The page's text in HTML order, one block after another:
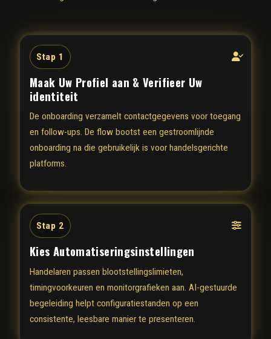
Stap 1
Maak Uw Profiel aan & Verifieer Uw
identiteit
De onboarding verzamelt contactgegevens voor toegang
en follow-ups. De flow bootst een gestroomlijnde
onboarding na die gebruikelijk is voor handelsgerichte
platforms.
Stap 2
Kies Automatiseringsinstellingen
Handelaren passen blootstellingslimieten,
timingvoorkeuren en monitorgrafieken aan. AI-gestuurde
begeleiding helpt configuratiestanden op een
consistente, leesbare manier te presenteren.